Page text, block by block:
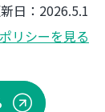
日：2026.5.1
リシーを見る